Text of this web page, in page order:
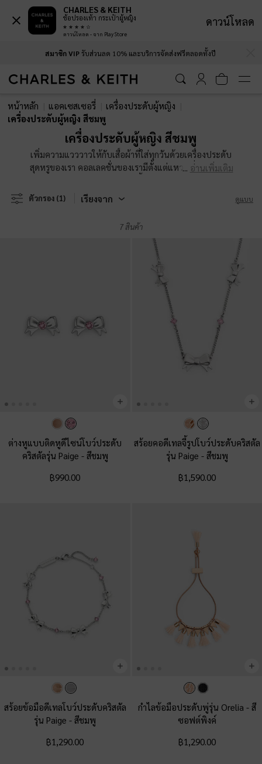
สมาชิก VIPรับส่วนลด 10% และบริการจัดส่งฟรีตลอดทั้งปี
สมาชิก VIP รับส่วนลด 10% และบริการจัดส่งฟรีตลอดทั้งปี
หน้าหลัก แอคเซสเซอรี่
เครื่องประดับผู้หญิง
เครื่องประดับผู้หญิง สีชมพู
เครื่องประดับผู้หญิง สีชมพู
เพิ่มความแวววาวให้กับเสื้อผ้าที่ใส่ทุกวันด้วยเครื่องประดับ
สุดหรูของเรา คอลเลคชั่นของเรามีตั้งแต่แหวนที่สามารถนำ
ชาร์ม เลือกฟินิชที่คุณชื่นชอบมากที่สุด - ทอง โรสโกลด์หรือ
เงิน - แล้วเพิ่มดีไซน์เก๋ที่ทันสมัยในคอลเลคชั่นเครื่อง
อ่านเพิ่มเติม
ตัวกรอง (1) เรียงจาก ดูแบบ
7 สินค้า
ต่างหูแบบติดหูดีไซน์โบว์ประดับ
คริสตัลรุ่น Paige - สีชมพู
฿990.00
สร้อยคอดีเทลจี้รูปโบว์ประดับคริสตัล
รุ่น Paige - สีชมพู
฿1,590.00
สร้อยข้อมือดีเทลโบว์ประดับคริสตัล
รุ่น Paige-สีชมพู
฿1,290.00
กำไลข้อมือประดับพู่รุ่น Orelia - สี
ซอฟต์พิงค์
฿1,290.00
CHARLES & KEITH
ช้อปรองเท้า กระเป๋าผู้หญิง
ดาวน์โหลด - จาก Play Store
ดาวน์โหลด